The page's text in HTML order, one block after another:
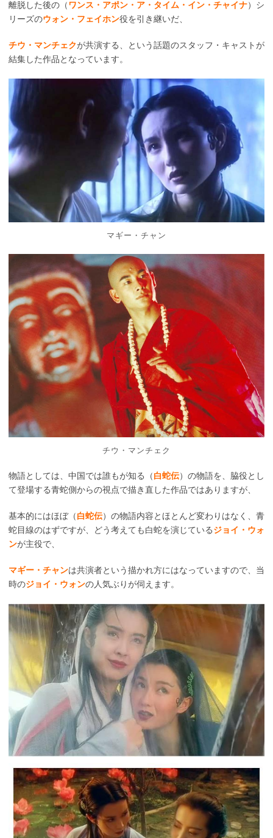
離脱した後の（ワンス・アポン・ア・タイム・イン・チャイナ）シ
リーズのウォン・フェイホン役を引き継いだ、
チウ・マンチェクが共演する、という話題のスタッフ・キャストが
結集した作品となっています。
マギー・チャン
チウ・マンチェク
物語としては、中国では誰もが知る（白蛇伝）の物語を、脇役とし
て登場する青蛇側からの視点で描き直した作品ではありますが、
基本的にはほぼ（白蛇伝）の物語内容とほとんど変わりはなく、青
蛇目線のはずですが、どう考えても白蛇を演じているジョイ・ウォ
ンが主役で、
マギー・チャンは共演者という描かれ方にはなっていますので、当
時のジョイ・ウォンの人気ぶりが伺えます。